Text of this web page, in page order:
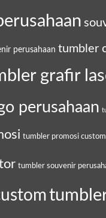
perusahaan tumbler
grafir
perusahaan
tumbler promosi custom
tumbler souvenir